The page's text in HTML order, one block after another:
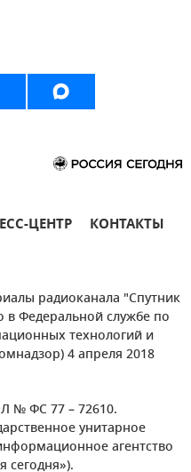
ЦЕНТР КОНТАКТЫ
радиоканала "Спутник
в Федеральной службе по
технологий и
4 апреля 2018
№ ФС 77 – 72610.
унитарное
агентство
сегодня»).